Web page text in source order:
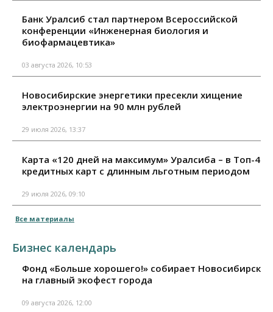
Банк Уралсиб стал партнером Всероссийской
конференции «Инженерная биология и
биофармацевтика»
03 августа 2026, 10:53
Новосибирские энергетики пресекли хищение
электроэнергии на 90 млн рублей
29 июля 2026, 13:37
Карта «120 дней на максимум» Уралсиба – в Топ-4
кредитных карт с длинным льготным периодом
29 июля 2026, 09:10
Все материалы
Бизнес календарь
Фонд «Больше хорошего!» собирает Новосибирск
на главный экофест города
09 августа 2026, 12:00